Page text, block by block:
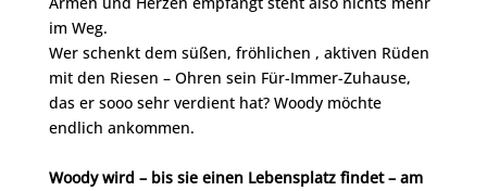
im Weg.
Wer schenkt dem süßen, fröhlichen , aktiven Rüden
mit den Riesen – Ohren sein Für-Immer-Zuhause,
das er sooo sehr verdient hat? Woody möchte
endlich ankommen.
Woody wird – bis sie einen Lebensplatz findet – am